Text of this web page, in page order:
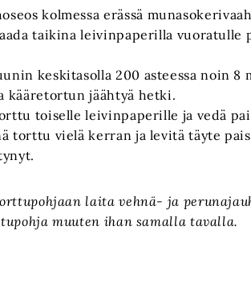
kolmessa erässä
taikina leivinpaperilla vuoratulle
keskitasolla 200 asteessa noin 8
kääretortun jäähtyä hetki.
toiselle leivinpaperille ja vedä
torttu vielä kerran ja levitä täyte
laita vehnä- ja
muuten ihan samalla tavalla.